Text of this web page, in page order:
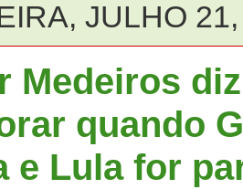
JULHO
Medeiros
quando
e Lula for